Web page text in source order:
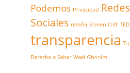
Podemos Privacidad Redes
Sociales reseña Steven Clift TED
transparencia Tu
Derecho a Saber Wael Ghonim